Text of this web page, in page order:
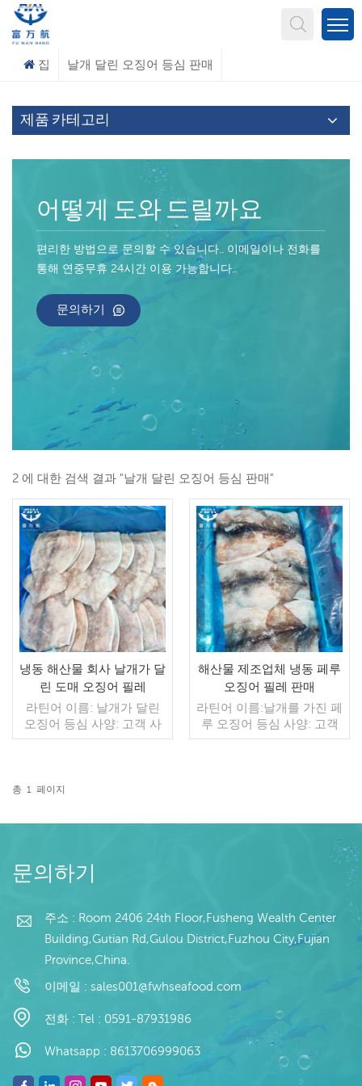
집 날개 달린 오징어 등심 판매
제품 카테고리
어떻게 도와 드릴까요
편리한 방법으로 문의할 수 있습니다.. 이메일이나 전화를
통해 연중무휴 24시간 이용 가능합니다..
문의하기
2 에 대한 검색 결과 "날개 달린 오징어 등심 판매"
냉동 해산물 회사 날개가 달
린 도매 오징어 필레
라틴어 이름: 날개가 달린
오징어 등심 사양: 고객 사
양 공정: 유약의 피부 : IQF
판매 모델: 도매/수출 최소
피트 컨테이너 지불: TT /
일 이내 원산지: 중국 브랜
드: 푸 완 항 판매 모델: 도
자 취소 불가능한 LC 확인
배송: 입금 확인 후 20일 이
내
해산물 제조업체 냉동 페루
오징어 필레 판매
라틴어 이름:날개를 가진 페
루 오징어 등심 사양: 고객
사양 공정: 유약의 피부 :
이너 / 40피트 컨테이너 지
가능한 LC 확인 배송: 입금
보자마자 취소 불가능한 LC
확인 배송: 입금 확인 후 20
일 이내
총 1 페이지
문의하기
주소 : Room 2406 24th Floor,Fusheng Wealth Center
Building,Gutian Rd,Gulou District,Fuzhou City,Fujian
Province,China.
이메일 : sales001@fwhseafood.com
전화 : Tel : 0591-87931986
Whatsapp : 8613706999063